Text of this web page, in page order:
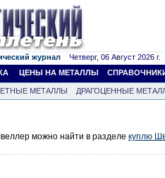
журнал Четверг, 06 Август 2026 г.
ЦЕНЫ НА МЕТАЛЛЫ
МЕТАЛЛЫ
ДРАГОЦЕННЫЕ
можно найти в разделе куплю